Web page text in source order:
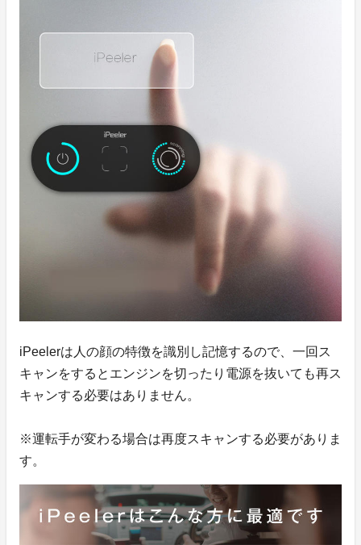
iPeelerは人の顔の特徴を識別し記憶するので、一回ス
キャンをするとエンジンを切ったり電源を抜いても再ス
キャンする必要はありません。
※運転手が変わる場合は再度スキャンする必要がありま
す。